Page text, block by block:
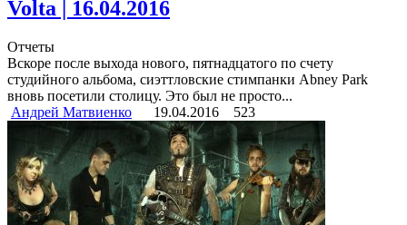
Volta | 16.04.2016
Отчеты
Вскоре после выхода нового, пятнадцатого по счету
студийного альбома, сиэттловские стимпанки Abney Park
вновь посетили столицу. Это был не просто...
Андрей Матвиенко
19.04.2016 523